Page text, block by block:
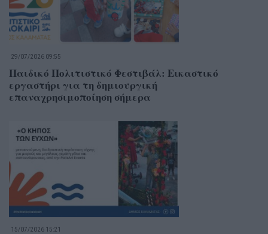
29/07/2026 09:55
Παιδικό Πολιτιστικό Φεστιβάλ: Εικαστικό
εργαστήρι για τη δημιουργική
επαναχρησιμοποίηση σήμερα
15/07/2026 15:21